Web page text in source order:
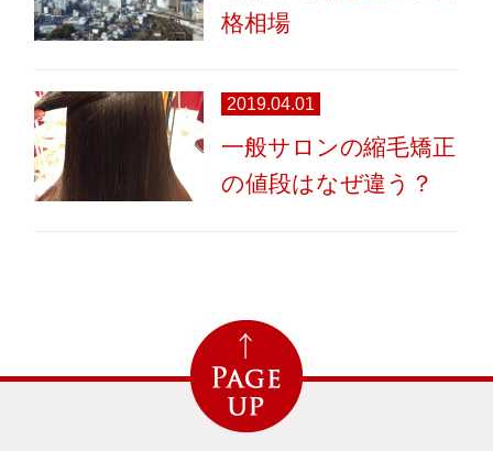
格相場
2019.04.01
一般サロンの縮毛矯正
の値段はなぜ違う？